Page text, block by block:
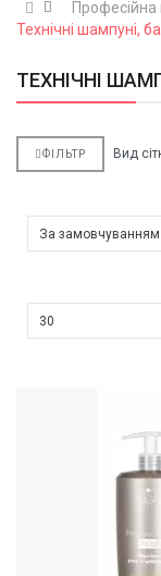
Технічні шампуні,
ТЕХНІЧНІ
ФІЛЬТР Вид